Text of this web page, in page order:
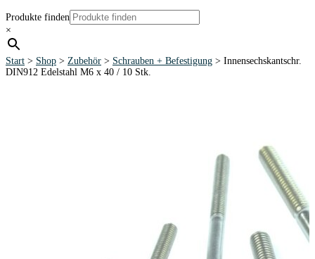
Produkte finden
×
Start > Shop > Zubehör > Schrauben + Befestigung > Innensechskantschr.
DIN912 Edelstahl M6 x 40 / 10 Stk.